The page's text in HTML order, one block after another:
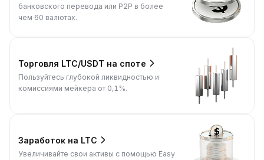
банковского перевода или P2P в более
чем 60 валютах.
Торговля LTC/USDT на споте
Пользуйтесь глубокой ликвидностью и
комиссиями мейкера от 0,1%.
Заработок на LTC
Увеличивайте свои активы с помощью Easy